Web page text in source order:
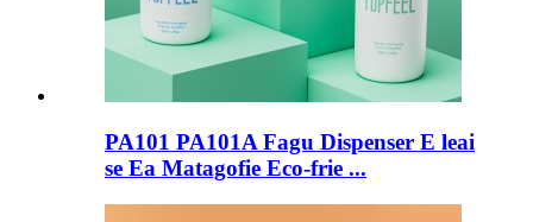
PA101 PA101A Fagu Dispenser E leai
se Ea Matagofie Eco-frie ...